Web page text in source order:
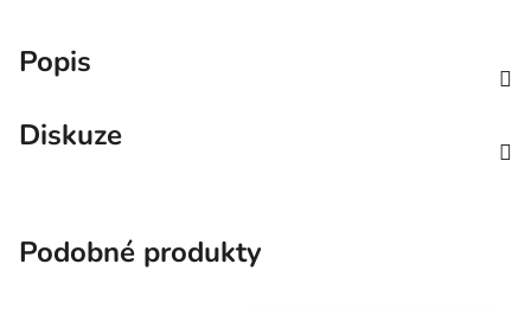
Popis
Diskuze
Podobné produkty